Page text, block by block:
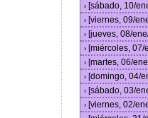
› [sábado, 10/
› [viernes, 09/
› [jueves, 08/
› [miércoles,
› [martes, 06/
› [domingo, 04/
› [sábado, 03/
› [viernes, 02/